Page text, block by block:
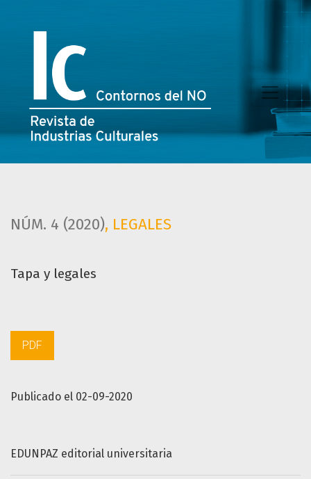
Tapa y legales
NÚM. 4 (2020), LEGALES
Tapa y legales
Publicado el 02-09-2020
PDF
EDUNPAZ editorial universitaria